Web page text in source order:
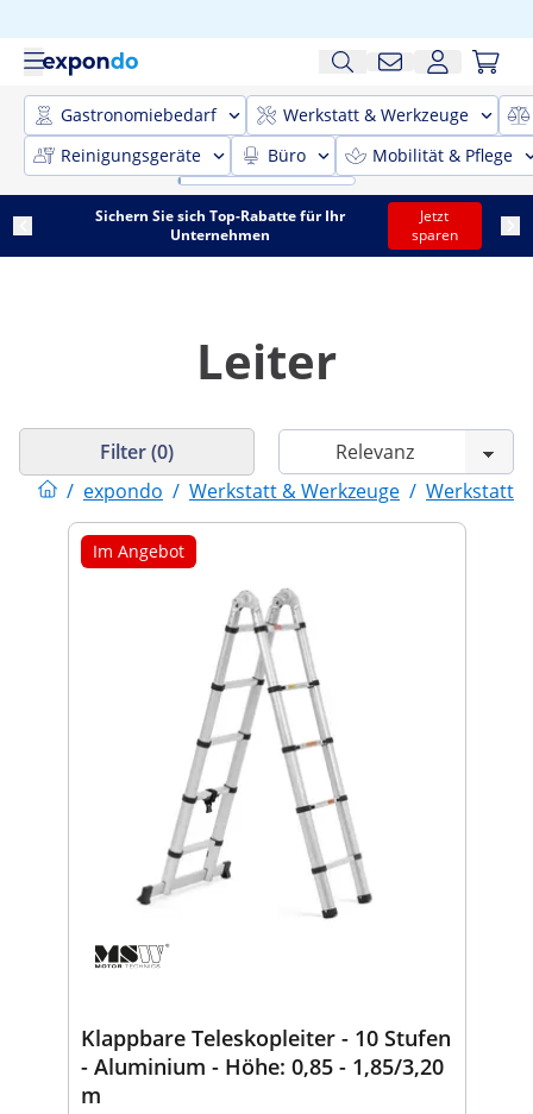
Gastronomiebedarf
Werkstatt & Werkzeuge
Reinigungsgeräte
Büro Mobilität & Pflege
Sichern Sie sich Top-Rabatte für Ihr
Unternehmen
Jetzt
sparen
Leiter
/ expondo / Werkstatt & Werkzeuge /
Filter (0)
Im Angebot
Klappbare Teleskopleiter - 10 Stufen
- Aluminium - Höhe: 0,85 - 1,85/3,20
m